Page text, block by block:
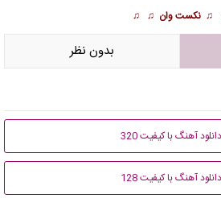
♫ نکست وان ♫ ♫
بدون نظر
دانلود آهنگ با کیفیت 320
دانلود آهنگ با کیفیت 128